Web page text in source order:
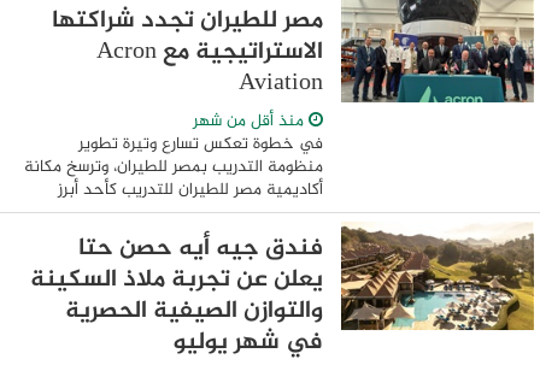
مصر للطيران تجدد شراكتها
الاستراتيجية مع Acron
Aviation
منذ أقل من شهر
في خطوة تعكس تسارع وتيرة تطوير
منظومة التدريب بمصر للطيران، وترسخ مكانة
أكاديمية مصر للطيران للتدريب كأحد أبرز
مراكز التدريب المتخصصة في المنطقة، شهد
الطيار أحمد عادل، رئيس مجلس الإدارة
والعضو ...
فندق جيه أيه حصن حتا
يعلن عن تجربة ملاذ السكينة
والتوازن الصيفية الحصرية
في شهر يوليو